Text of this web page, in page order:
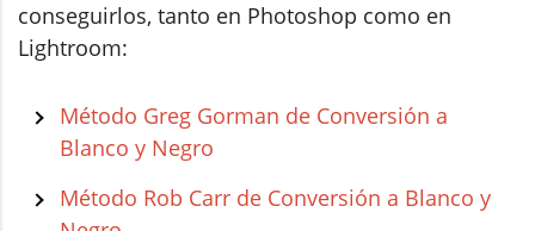
conseguirlos, tanto en Photoshop como en
Lightroom:
Método Greg Gorman de Conversión a
Blanco y Negro
Método Rob Carr de Conversión a Blanco y